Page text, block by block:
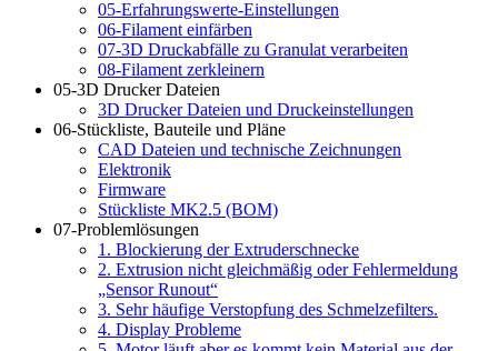
05-Erfahrungswerte-Einstellungen
06-Filament einfärben
07-3D Druckabfälle zu Granulat verarbeiten
08-Filament zerkleinern
05-3D Drucker Dateien
3D Drucker Dateien und Druckeinstellungen
06-Stückliste, Bauteile und Pläne
CAD Dateien und technische Zeichnungen
Elektronik
Firmware
Stückliste MK2.5 (BOM)
07-Problemlösungen
1. Blockierung der Extruderschnecke
2. Extrusion nicht gleichmäßig oder Fehlermeldung
„Sensor Runout“
3. Sehr häufige Verstopfung des Schmelzefilters.
4. Display Probleme